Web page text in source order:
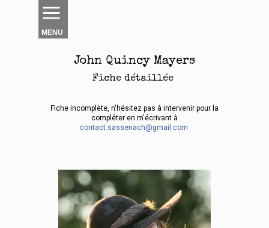
MENU
John Quincy Mayers
Fiche détaillée
Fiche incomplète, n'hésitez pas à intervenir pour la
compléter en m'écrivant à
contact.sassenach@gmail.com